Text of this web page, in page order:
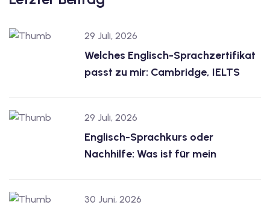
29 Juli, 2026
Welches Englisch-Sprachzertifikat
passt zu mir: Cambridge, IELTS
29 Juli, 2026
Englisch-Sprachkurs oder
Nachhilfe: Was ist für mein
30 Juni, 2026